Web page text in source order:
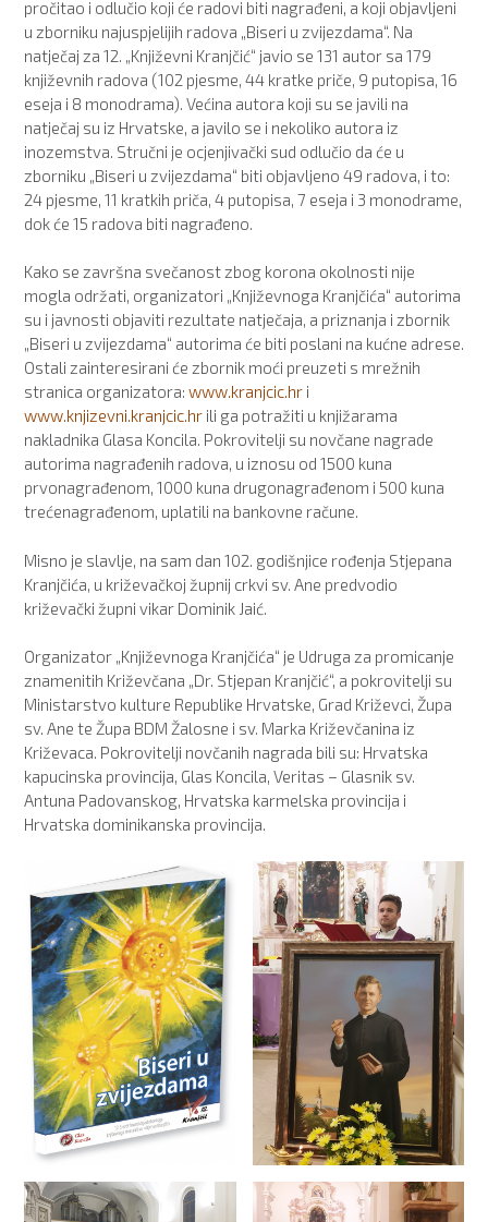
pročitao i odlučio koji će radovi biti nagrađeni, a koji objavljeni
u zborniku najuspjelijih radova „Biseri u zvijezdama“. Na
natječaj za 12. „Književni Kranjčić“ javio se 131 autor sa 179
književnih radova (102 pjesme, 44 kratke priče, 9 putopisa, 16
eseja i 8 monodrama). Većina autora koji su se javili na
natječaj su iz Hrvatske, a javilo se i nekoliko autora iz
inozemstva. Stručni je ocjenjivački sud odlučio da će u
zborniku „Biseri u zvijezdama“ biti objavljeno 49 radova, i to:
24 pjesme, 11 kratkih priča, 4 putopisa, 7 eseja i 3 monodrame,
dok će 15 radova biti nagrađeno.
Kako se završna svečanost zbog korona okolnosti nije
mogla održati, organizatori „Književnoga Kranjčića“ autorima
su i javnosti objaviti rezultate natječaja, a priznanja i zbornik
„Biseri u zvijezdama“ autorima će biti poslani na kućne adrese.
Ostali zainteresirani će zbornik moći preuzeti s mrežnih
stranica organizatora: www.kranjcic.hr i
www.knjizevni.kranjcic.hr ili ga potražiti u knjižarama
nakladnika Glasa Koncila. Pokrovitelji su novčane nagrade
autorima nagrađenih radova, u iznosu od 1500 kuna
prvonagrađenom, 1000 kuna drugonagrađenom i 500 kuna
trećenagrađenom, uplatili na bankovne račune.
Misno je slavlje, na sam dan 102. godišnjice rođenja Stjepana
Kranjčića, u križevačkoj župnij crkvi sv. Ane predvodio
križevački župni vikar Dominik Jaić.
Organizator „Književnoga Kranjčića“ je Udruga za promicanje
znamenitih Križevčana „Dr. Stjepan Kranjčić“, a pokrovitelji su
Ministarstvo kulture Republike Hrvatske, Grad Križevci, Župa
sv. Ane te Župa BDM Žalosne i sv. Marka Križevčanina iz
Križevaca. Pokrovitelji novčanih nagrada bili su: Hrvatska
kapucinska provincija, Glas Koncila, Veritas – Glasnik sv.
Antuna Padovanskog, Hrvatska karmelska provincija i
Hrvatska dominikanska provincija.